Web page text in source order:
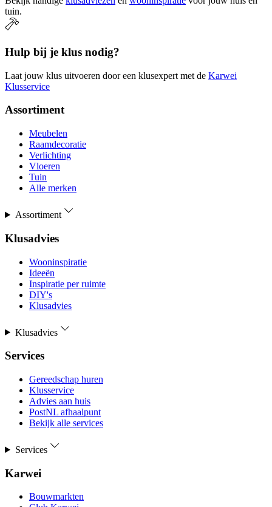
tuin.
Hulp bij je klus nodig?
Laat jouw klus uitvoeren door een klusexpert met de Karwei
Klusservice
Assortiment
Meubelen
Raamdecoratie
Verlichting
Vloeren
Tuin
Alle merken
Assortiment
Klusadvies
Wooninspiratie
Ideeën
Inspiratie per ruimte
DIY's
Klusadvies
Klusadvies
Services
Gereedschap huren
Klusservice
Advies aan huis
PostNL afhaalpunt
Bekijk alle services
Services
Karwei
Bouwmarkten